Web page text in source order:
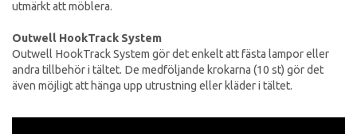
utmärkt att möblera.
Outwell HookTrack System
Outwell HookTrack System gör det enkelt att fästa lampor eller
andra tillbehör i tältet. De medföljande krokarna (10 st) gör det
även möjligt att hänga upp utrustning eller kläder i tältet.